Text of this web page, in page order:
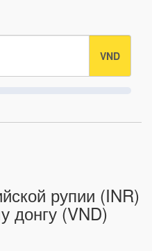
рупии (INR)
донгу (VND)